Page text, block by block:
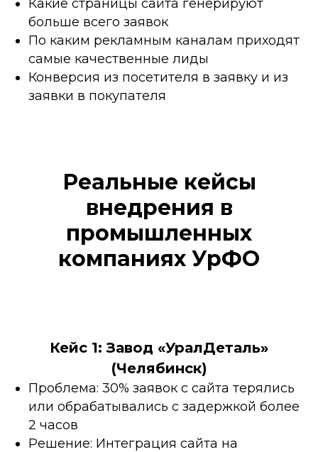
Какие страницы сайта генерируют
больше всего заявок
По каким рекламным каналам приходят
самые качественные лиды
Конверсия из посетителя в заявку и из
заявки в покупателя
Реальные кейсы
внедрения в
промышленных
компаниях УрФО
Кейс 1: Завод «УралДеталь»
(Челябинск)
Проблема: 30% заявок с сайта терялись
или обрабатывались с задержкой более
2 часов
Решение: Интеграция сайта на